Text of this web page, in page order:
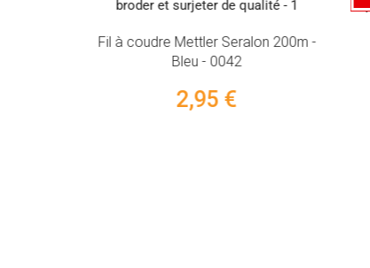
Fil à coudre Mettler Seralon 200m -
Bleu - 0042
2,95 €